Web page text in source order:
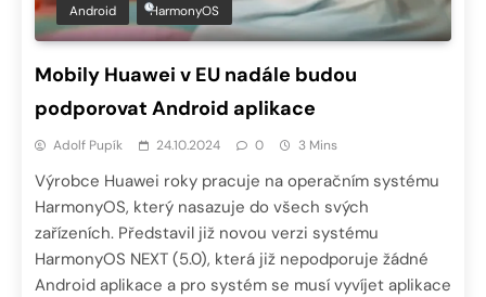
Android HarmonyOS
Mobily Huawei v EU nadále budou
podporovat Android aplikace
Adolf Pupík 24.10.2024 0 3 Mins
Výrobce Huawei roky pracuje na operačním systému
HarmonyOS, který nasazuje do všech svých
zařízeních. Představil již novou verzi systému
HarmonyOS NEXT (5.0), která již nepodporuje žádné
Android aplikace a pro systém se musí vyvíjet aplikace